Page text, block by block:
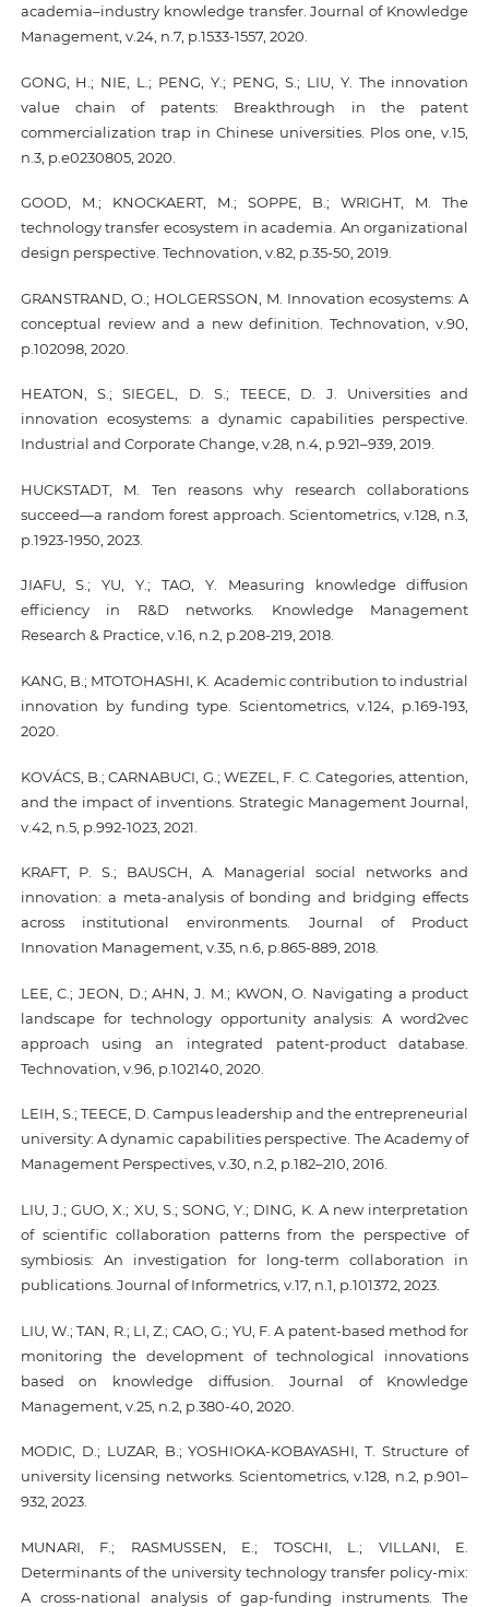
academia–industry knowledge transfer. Journal of Knowledge
Management, v.24, n.7, p.1533-1557, 2020.
GONG, H.; NIE, L.; PENG, Y.; PENG, S.; LIU, Y. The innovation
value chain of patents: Breakthrough in the patent
commercialization trap in Chinese universities. Plos one, v.15,
n.3, p.e0230805, 2020.
GOOD, M.; KNOCKAERT, M.; SOPPE, B.; WRIGHT, M. The
technology transfer ecosystem in academia. An organizational
design perspective. Technovation, v.82, p.35-50, 2019.
GRANSTRAND, O.; HOLGERSSON, M. Innovation ecosystems: A
conceptual review and a new definition. Technovation, v.90,
p.102098, 2020.
HEATON, S.; SIEGEL, D. S.; TEECE, D. J. Universities and
innovation ecosystems: a dynamic capabilities perspective.
Industrial and Corporate Change, v.28, n.4, p.921–939, 2019.
HUCKSTADT, M. Ten reasons why research collaborations
succeed—a random forest approach. Scientometrics, v.128, n.3,
p.1923-1950, 2023.
JIAFU, S.; YU, Y.; TAO, Y. Measuring knowledge diffusion
efficiency in R&D networks. Knowledge Management
Research & Practice, v.16, n.2, p.208-219, 2018.
KANG, B.; MTOTOHASHI, K. Academic contribution to industrial
innovation by funding type. Scientometrics, v.124, p.169-193,
2020.
KOVÁCS, B.; CARNABUCI, G.; WEZEL, F. C. Categories, attention,
and the impact of inventions. Strategic Management Journal,
v.42, n.5, p.992-1023, 2021.
KRAFT, P. S.; BAUSCH, A. Managerial social networks and
innovation: a meta‐analysis of bonding and bridging effects
across institutional environments. Journal of Product
Innovation Management, v.35, n.6, p.865-889, 2018.
LEE, C.; JEON, D.; AHN, J. M.; KWON, O. Navigating a product
landscape for technology opportunity analysis: A word2vec
approach using an integrated patent-product database.
Technovation, v.96, p.102140, 2020.
LEIH, S.; TEECE, D. Campus leadership and the entrepreneurial
university: A dynamic capabilities perspective. The Academy of
Management Perspectives, v.30, n.2, p.182–210, 2016.
LIU, J.; GUO, X.; XU, S.; SONG, Y.; DING, K. A new interpretation
of scientific collaboration patterns from the perspective of
symbiosis: An investigation for long-term collaboration in
publications. Journal of Informetrics, v.17, n.1, p.101372, 2023.
LIU, W.; TAN, R.; LI, Z.; CAO, G.; YU, F. A patent-based method for
monitoring the development of technological innovations
based on knowledge diffusion. Journal of Knowledge
Management, v.25, n.2, p.380-40, 2020.
MODIC, D.; LUZAR, B.; YOSHIOKA-KOBAYASHI, T. Structure of
university licensing networks. Scientometrics, v.128, n.2, p.901–
932, 2023.
MUNARI, F.; RASMUSSEN, E.; TOSCHI, L.; VILLANI, E.
Determinants of the university technology transfer policy-mix:
A cross-national analysis of gap-funding instruments. The